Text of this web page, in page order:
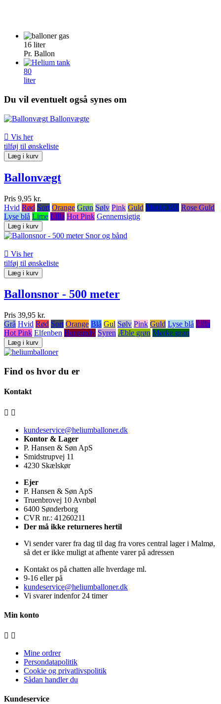
16 liter
Pr. Ballon
80
liter
Du vil eventuelt også synes om
 Vis her
tilføj til ønskeliste
Læg i kurv
Ballonvægt
Pris 9,95 kr.
Hvid Rød Sort Orange Grøn Sølv Pink Guld Mørke Blå Rose Guld
Lyse blå Lime Lilla Hot Pink Gennemsigtig
Læg i kurv
 Vis her
tilføj til ønskeliste
Læg i kurv
Ballonsnor - 500 meter
Pris 39,95 kr.
Grå Hvid Rød Sort Orange Blå Gul Sølv Pink Guld Lyse blå Lilla
Hot Pink Elfenben Burgundy Syren Æble grøn Mørke grøn
Læg i kurv
Find os hvor du er
Kontakt
 
kundeservice@heliumballoner.dk
Kontor & Lager
P. Hansen & Søn ApS
Smidstrupvej 11
4230 Skælskør
Ejer
P. Hansen & Søn ApS
Truenbrovej 10 Avnbøl
6400 Sønderborg
CVR nr.: 41260211
Der må ikke returneres hertil
Vi sender varer fra dag til dag fra vores central lager i Malmø,
så det er ikke muligt at afhente varer på adressen
Kontakt os på chatten alle hverdage ml.
9-16 eller på
kundeservice@heliumballoner.dk
Vi svarer indenfor 24 timer
Min konto
 
Mine ordrer
Persondatapolitik
Cookie og privatlivspolitik
Sådan handler du
Kundeservice